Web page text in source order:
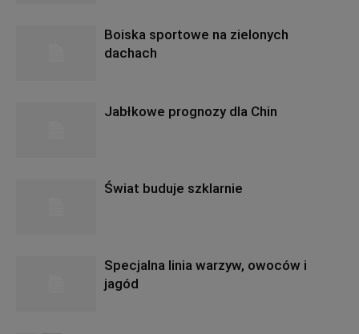
Boiska sportowe na zielonych
dachach
Jabłkowe prognozy dla Chin
Świat buduje szklarnie
Specjalna linia warzyw, owoców i
jagód